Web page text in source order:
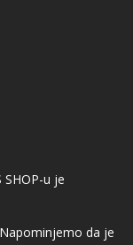
SHOP-u je
da je